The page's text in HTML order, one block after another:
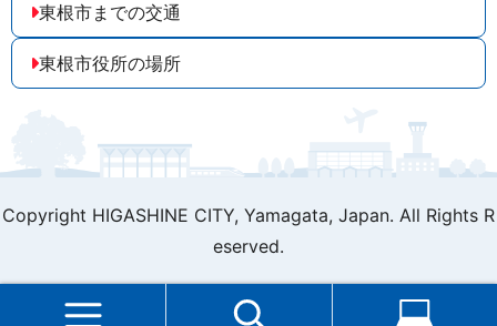
東根市までの交通
東根市役所の場所
Copyright HIGASHINE CITY, Yamagata, Japan. All Rights R
eserved.